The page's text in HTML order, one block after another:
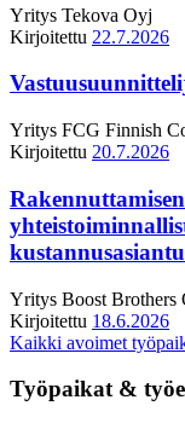
Yritys Tekova Oyj
Kirjoitettu 22.7.2026
Yritys FCG Finnish
Kirjoitettu 20.7.2026
Yritys Boost Brothers
Kirjoitettu 18.6.2026
Kaikki avoimet
Työpaikat &